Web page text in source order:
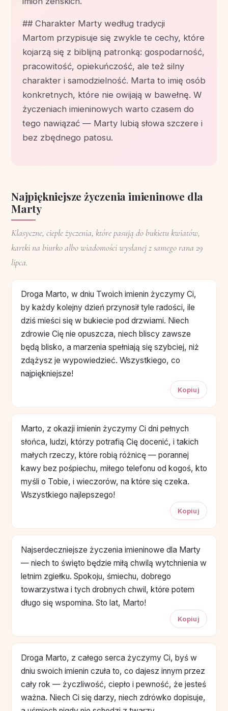
## Charakter Marty według tradycji
Martom przypisuje się zwykle te cechy, które
kojarzą się z biblijną patronką: gospodarność,
pracowitość, opiekuńczość, ale też silny
charakter i samodzielność. Marta to imię osób
konkretnych, które nie owijają w bawełnę. W
życzeniach imieninowych warto czasem do
tego nawiązać — Marty lubią słowa szczere i
bez zbędnego patosu.
Najpiękniejsze życzenia imieninowe dla
Marty
Klasyczne, ciepłe życzenia, które pasują do bukietu kwiatów,
kartki na biurko albo wiadomości wysłanej z samego rana 29
lipca.
Droga Marto, w dniu Twoich imienin życzymy Ci,
by każdy kolejny dzień przynosił tyle radości, ile
dziś mieści się w bukiecie pod drzwiami. Niech
zdrowie Cię nie opuszcza, niech bliscy zawsze
będą blisko, a marzenia spełniają się szybciej, niż
zdążysz je wypowiedzieć. Wszystkiego, co
najpiękniejsze!
Kopiuj
Marto, z okazji imienin życzymy Ci dni pełnych
słońca, ludzi, którzy potrafią Cię docenić, i takich
małych rzeczy, które robią różnicę — porannej
kawy bez pośpiechu, miłego telefonu od kogoś, kto
myśli o Tobie, i wieczorów, na które się czeka.
Wszystkiego najlepszego!
Kopiuj
Najserdeczniejsze życzenia imieninowe dla Marty
— niech to święto będzie miłą chwilą wytchnienia w
letnim zgiełku. Spokoju, śmiechu, dobrego
towarzystwa i tych drobnych chwil, które potem
długo się wspomina. Sto lat, Marto!
Kopiuj
Droga Marto, z całego serca życzymy Ci, byś w
dniu swoich imienin czuła to, co dajesz innym przez
cały rok — życzliwość, ciepło i pewność, że jesteś
ważna. Niech Ci się darzy, niech zdrówko dopisuje,